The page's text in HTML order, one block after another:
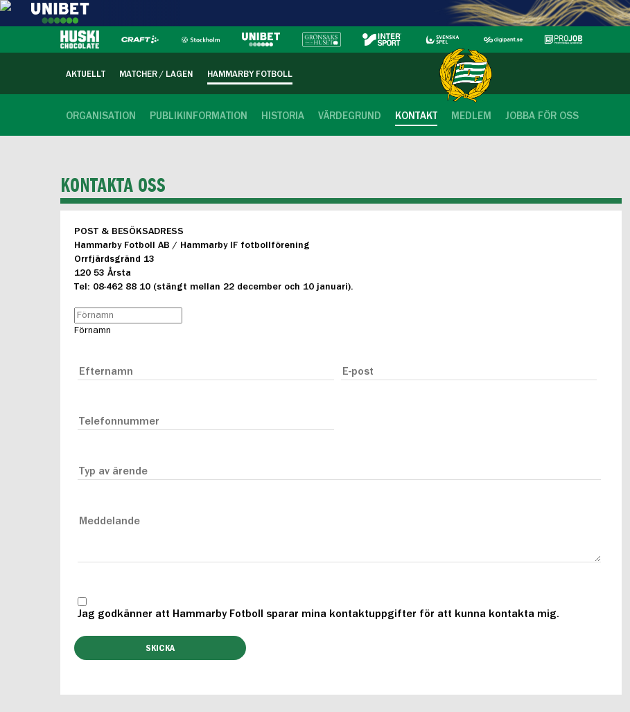
AKTUELLT MATCHER / LAGEN HAMMARBY FOTBOLL
ORGANISATION PUBLIKINFORMATION HISTORIA VÄRDEGRUND KONTAKT MEDLEM JOBBA FÖR OSS
KONTAKTA OSS
POST & BESÖKSADRESS
Hammarby Fotboll AB / Hammarby IF fotbollförening
Orrfjärdsgränd 13
120 53 Årsta
Tel: 08-462 88 10 (stängt mellan 22 december och 10 januari).
Förnamn
Jag godkänner att Hammarby Fotboll sparar mina kontaktuppgifter för att kunna kontakta mig.